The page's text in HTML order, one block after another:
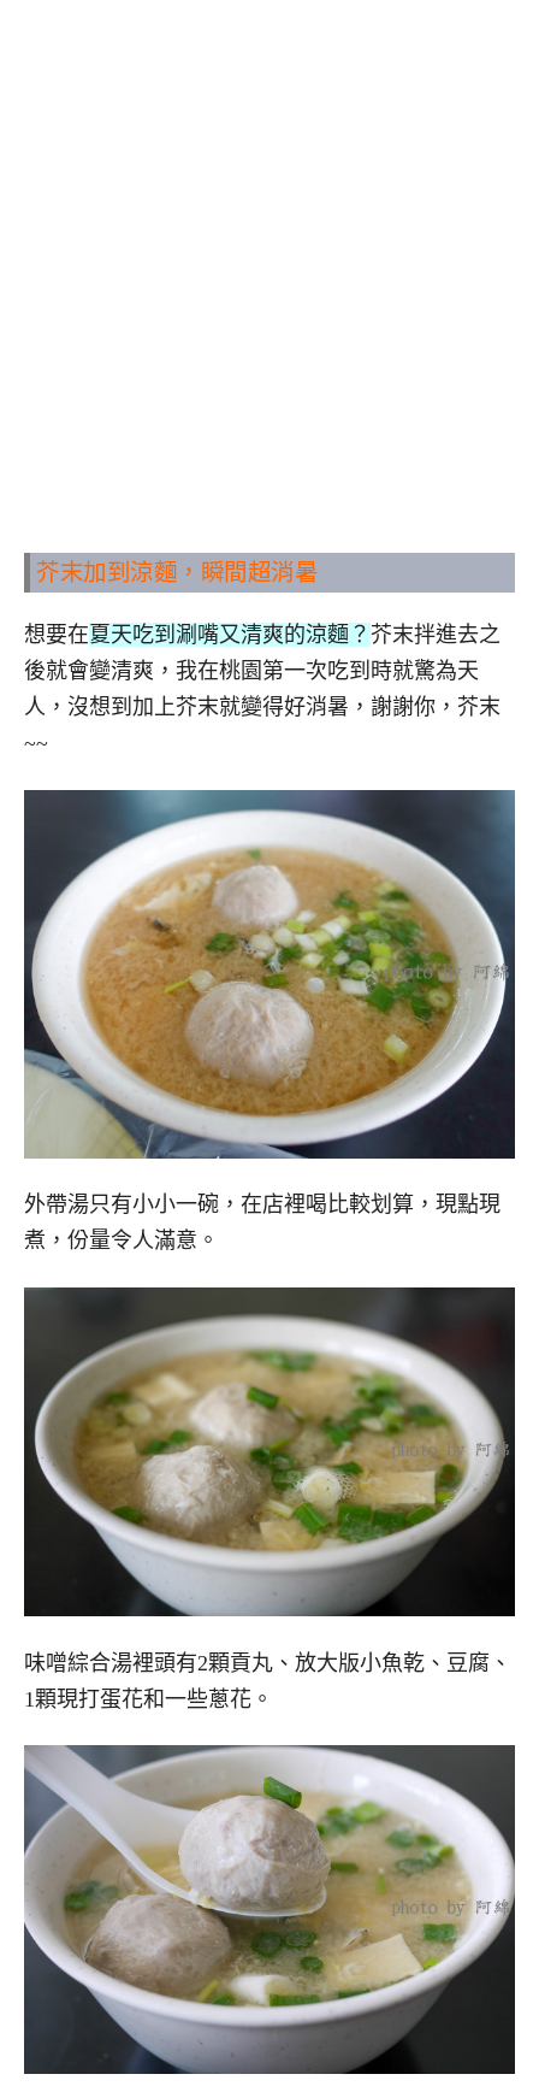
芥末加到涼麵，瞬間超消暑
想要在夏天吃到涮嘴又清爽的涼麵？ 芥末拌進去之
後就會變清爽，我在桃園第一次吃到時就驚為天
人，沒想到加上芥末就變得好消暑，謝謝你，芥末
~~
外帶湯只有小小一碗，在店裡喝比較划算，現點現
煮，份量令人滿意。
味噌綜合湯裡頭有2顆貢丸、放大版小魚乾、豆腐、
1顆現打蛋花和一些蔥花。